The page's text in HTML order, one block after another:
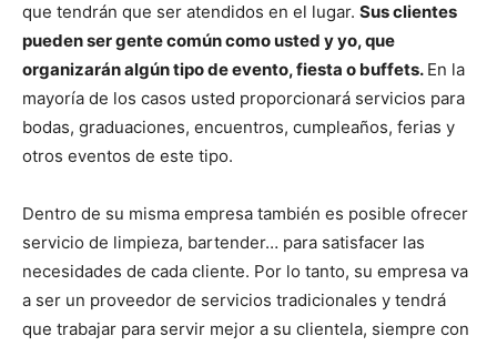
que tendrán que ser atendidos en el lugar. Sus clientes
pueden ser gente común como usted y yo, que
organizarán algún tipo de evento, fiesta o buffets. En la
mayoría de los casos usted proporcionará servicios para
bodas, graduaciones, encuentros, cumpleaños, ferias y
otros eventos de este tipo.
Dentro de su misma empresa también es posible ofrecer
servicio de limpieza, bartender… para satisfacer las
necesidades de cada cliente. Por lo tanto, su empresa va
a ser un proveedor de servicios tradicionales y tendrá
que trabajar para servir mejor a su clientela, siempre con